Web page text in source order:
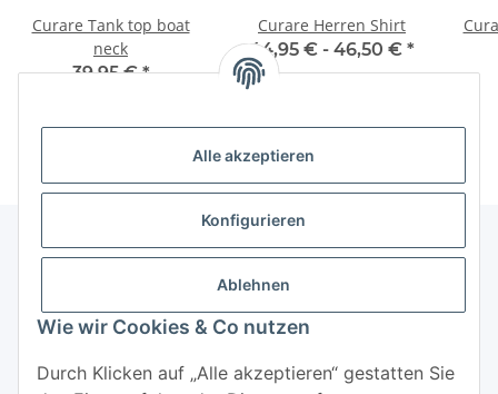
Alle akzeptieren
Konfigurieren
Ablehnen
Wie wir Cookies & Co nutzen
Durch Klicken auf „Alle akzeptieren“ gestatten Sie
Curare Tank top boat
neck
39,95 €*
Curare Herren Shirt
44,95 € - 46,50 € *
Informationen
Mehr über